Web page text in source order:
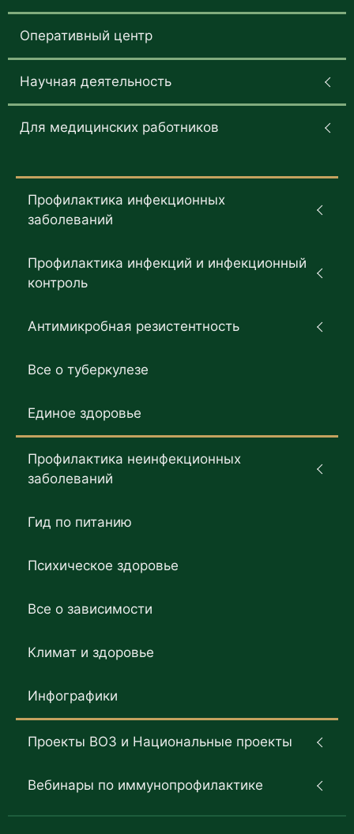
Оперативный центр
Научная деятельность
Для медицинских работников
Профилактика инфекционных
заболеваний
Профилактика инфекций и инфекционный
контроль
Антимикробная резистентность
Все о туберкулезе
Единое здоровье
Профилактика неинфекционных
заболеваний
Гид по питанию
Психическое здоровье
Все о зависимости
Климат и здоровье
Инфографики
Проекты ВОЗ и Национальные проекты
Вебинары по иммунопрофилактике